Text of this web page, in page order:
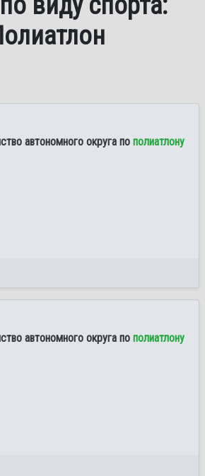
автономного округа по полиатлону
автономного округа по полиатлону